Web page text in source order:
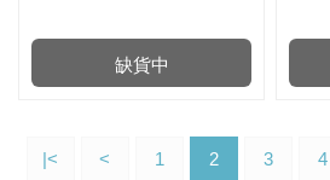
缺貨中
|< < 1 2 3 4